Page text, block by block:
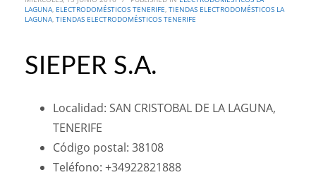
LAGUNA, ELECTRODOMÉSTICOS TENERIFE, TIENDAS ELECTRODOMÉSTICOS LA
LAGUNA, TIENDAS ELECTRODOMÉSTICOS TENERIFE
SIEPER S.A.
Localidad: SAN CRISTOBAL DE LA LAGUNA,
TENERIFE
Código postal: 38108
Teléfono: +34922821888